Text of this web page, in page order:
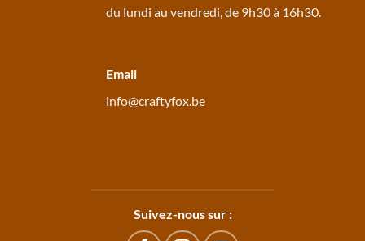
du lundi au vendredi, de 9h30 à 16h30.
Email
info@craftyfox.be
Suivez-nous sur :